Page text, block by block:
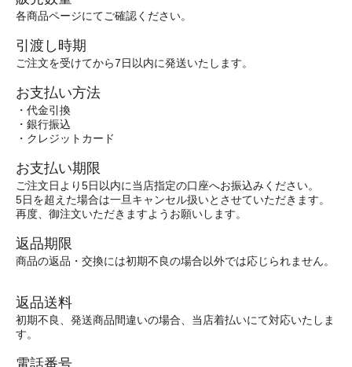
各商品ページにてご確認ください。
引渡し時期
ご注文を受けてから7日以内に発送いたします。
お支払い方法
・代金引換
・銀行振込
・クレジットカード
お支払い期限
ご注文日より5日以内に当店指定の口座へお振込みください。
5日を超えた場合は一旦キャンセル扱いとさせていただきます。
再度、御注文いただきますようお願いします。
返品期限
商品の返品・交換には初期不良の場合以外では応じられません。
返品送料
初期不良、発送商品間違いの場合、当店着払いにて対応いたしま
す。
電話番号